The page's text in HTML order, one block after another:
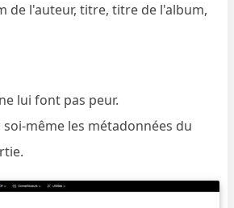
de l'auteur, titre, titre de l'album,
lui font pas peur.
même les métadonnées du